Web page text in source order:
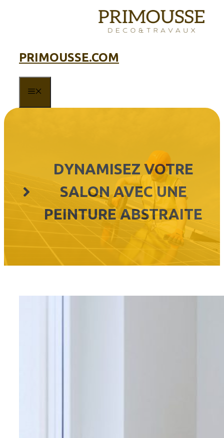
PRIMOUSSE.COM
DYNAMISEZ VOTRE
SALON AVEC UNE
PEINTURE ABSTRAITE